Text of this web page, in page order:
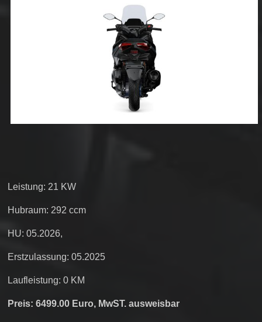
Leistung: 21 KW
Hubraum: 292 ccm
HU: 05.2026,
Erstzulassung: 05.2025
Laufleistung: 0 KM
Preis: 6499.00 Euro, MwST. ausweisbar